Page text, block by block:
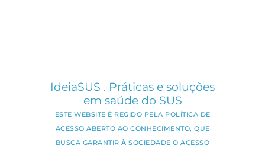
IdeiaSUS . Práticas e soluções
em saúde do SUS
ESTE WEBSITE É REGIDO PELA POLÍTICA DE
ACESSO ABERTO AO CONHECIMENTO, QUE
BUSCA GARANTIR À SOCIEDADE O ACESSO